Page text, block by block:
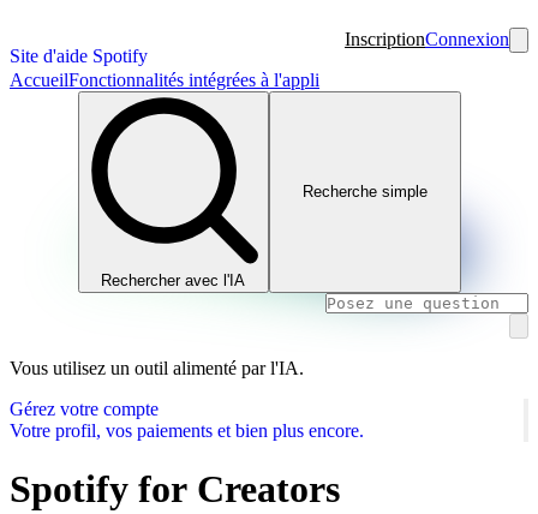
Site d'aide Spotify
InscriptionConnexion
AccueilFonctionnalités intégrées à l'appli
Rechercher avec l'IA
Recherche simple
Vous utilisez un outil alimenté par l'IA.
Gérez votre compte
Votre profil, vos paiements et bien plus encore.
Spotify for Creators